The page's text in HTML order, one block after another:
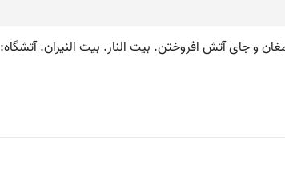
و جای آتش افروختن. بیت النار. بیت النیران. آتشگاه: